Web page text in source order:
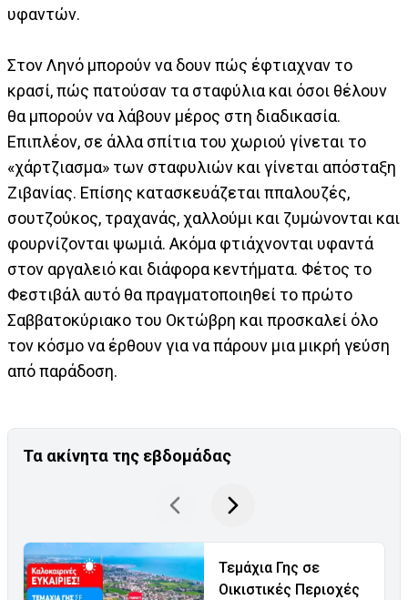
υφαντών.
Στον Ληνό μπορούν να δουν πώς έφτιαχναν το
κρασί, πώς πατούσαν τα σταφύλια και όσοι θέλουν
θα μπορούν να λάβουν μέρος στη διαδικασία.
Επιπλέον, σε άλλα σπίτια του χωριού γίνεται το
«χάρτζιασμα» των σταφυλιών και γίνεται απόσταξη
Ζιβανίας. Επίσης κατασκευάζεται ππαλουζές,
σουτζούκος, τραχανάς, χαλλούμι και ζυμώνονται και
φουρνίζονται ψωμιά. Ακόμα φτιάχνονται υφαντά
στον αργαλειό και διάφορα κεντήματα. Φέτος το
Φεστιβάλ αυτό θα πραγματοποιηθεί το πρώτο
Σαββατοκύριακο του Οκτώβρη και προσκαλεί όλο
τον κόσμο να έρθουν για να πάρουν μια μικρή γεύση
από παράδοση.
Τα ακίνητα της εβδομάδας
Τεμάχια Γης σε
Οικιστικές Περιοχές